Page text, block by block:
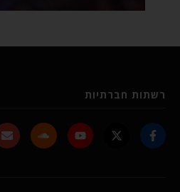
רשתות חברתיות